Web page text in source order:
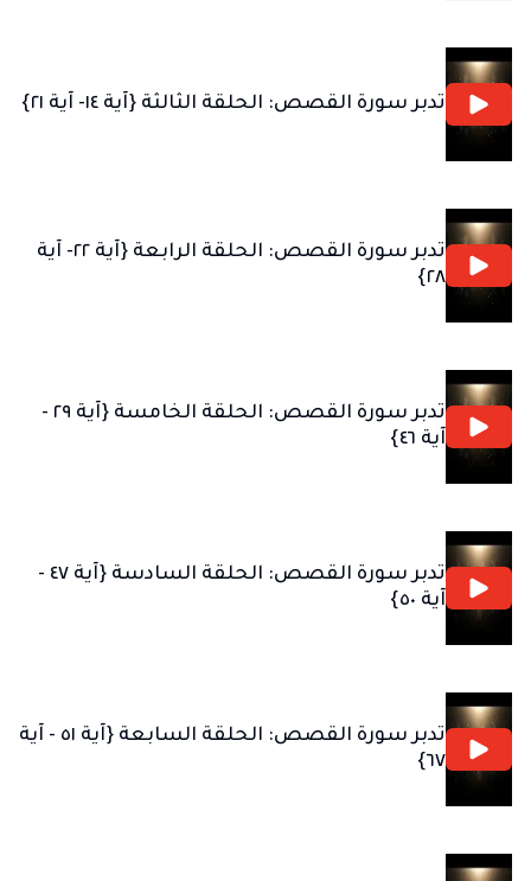
تدبر سورة القصص: الحلقة الثالثة {آية ١٤- آية ٢١}
تدبر سورة القصص: الحلقة الرابعة {آية ٢٢- آية
٢٨}
تدبر سورة القصص: الحلقة الخامسة {آية ٢٩ -
آية ٤٦}
تدبر سورة القصص: الحلقة السادسة {آية ٤٧ -
آية ٥٠}
تدبر سورة القصص: الحلقة السابعة {آية ٥١ - آية
٦٧}